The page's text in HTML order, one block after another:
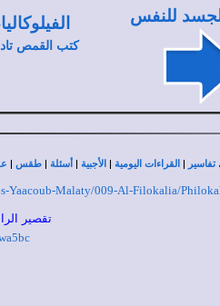
للنفس
كتب القمص
تفاسير | القراءات اليومية | الأجبية | أسئلة |طقس |
Yaacoub-Malaty/009-Al-Filokalia/
تقصير